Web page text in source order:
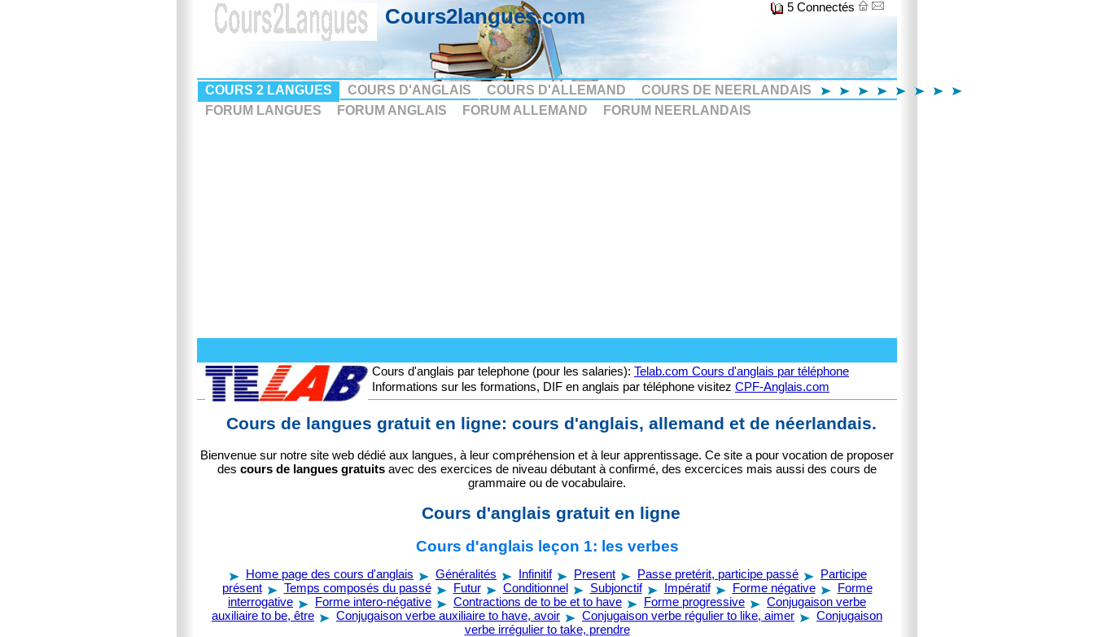
Cours2langues.com 5 Connectés
COURS 2 LANGUES COURS D'ANGLAIS COURS D'ALLEMAND
COURS DE NEERLANDAIS
FORUM LANGUES
FORUM ANGLAIS FORUM ALLEMAND FORUM NEERLANDAIS
Cours d'anglais par telephone (pour les salaries): Telab.com Cours d'anglais par téléphone
Informations sur les formations, DIF en anglais par téléphone visitez CPF-Anglais.com
Cours de langues gratuit en ligne: cours d'anglais, allemand et de néerlandais.
Bienvenue sur notre site web dédié aux langues, à leur compréhension et à leur apprentissage. Ce site a pour vocation de proposer
des cours de langues gratuits avec des exercices de niveau débutant à confirmé, des excercices mais aussi des cours de
grammaire ou de vocabulaire.
Cours d'anglais gratuit en ligne
Cours d'anglais leçon 1: les verbes
Home page des cours d'anglais Généralités Infinitif Present Passe pretérit, participe passé
Participe
présent
Temps composés du passé Futur Conditionnel Subjonctif Impératif Forme négative
Forme
interrogative
Forme intero-négative Contractions de to be et to have Forme progressive
Conjugaison verbe
auxiliaire to be, être
Conjugaison verbe auxiliaire to have, avoir Conjugaison verbe régulier to like, aimer
Conjugaison
verbe irrégulier to take, prendre